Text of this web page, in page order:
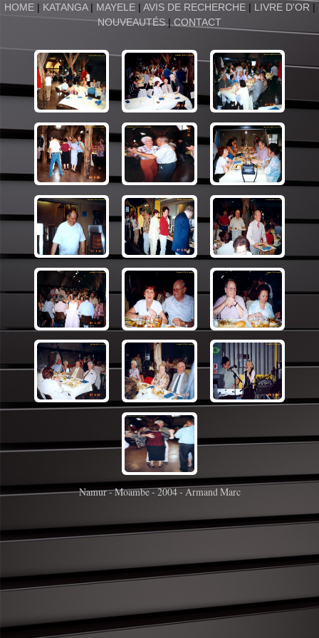
HOME | KATANGA| MAYELE| AVIS DE RECHERCHE| LIVRE D'OR |
NOUVEAUTÉS| CONTACT
Namur - Moambe - 2004 - Armand Marc